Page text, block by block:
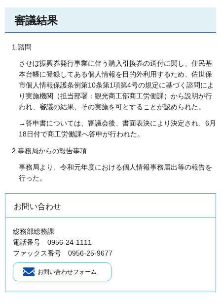
審議結果
1.諮問
させぼ振興券発行事業に伴う購入引換券の送付に関し、住民基
本台帳に登録してある個人情報を目的外利用するため、佐世保
市個人情報保護条例第10条第1項第4号の規定に基づく諮問によ
り実施機関（担当部署：観光商工部商工労働課）から説明が行
われ、審議の結果、その実施を可とすることが認められた。
→答申書については、審議会後、書面表決により決定され、6月
18日付で商工労働課へ答申が行われた。
2.事務局からの報告事項
事務局より、令和元年度における個人情報事務届出等の報告を
行った。
お問い合わせ
総務部総務課
電話番号 0956-24-1111
ファックス番号 0956-25-9677